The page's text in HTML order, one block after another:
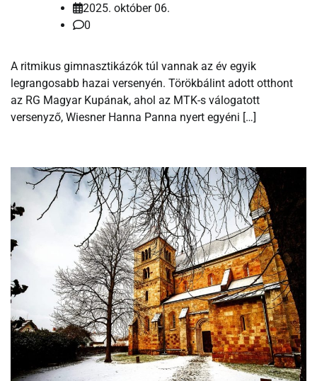
2025. október 06.
0
A ritmikus gimnasztikázók túl vannak az év egyik
legrangosabb hazai versenyén. Törökbálint adott otthont
az RG Magyar Kupának, ahol az MTK-s válogatott
versenyző, Wiesner Hanna Panna nyert egyéni […]